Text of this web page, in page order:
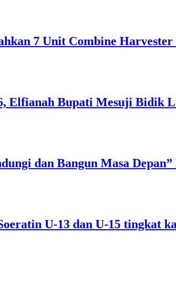
7 Unit Combine Harvester
Elfianah Bupati Mesuji Bidik
dan Bangun Masa
U-13 dan U-15 tingkat